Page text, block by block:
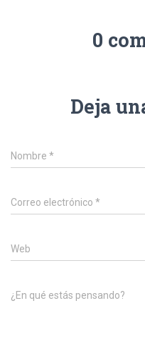
0
Deja
Nombre *
Correo electrónico *
Web
¿En qué estás pensando?